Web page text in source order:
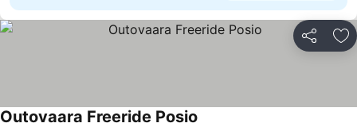
Condividi
Outovaara Freeride Posio